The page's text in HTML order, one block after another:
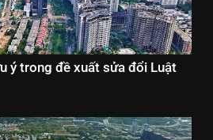
ý trong đề xuất sửa đổi Luật